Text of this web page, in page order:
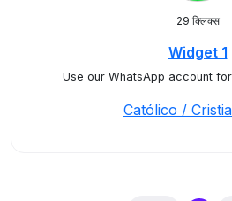
29 क्लिक्स
Widget 1
Use our WhatsApp account
Católico /